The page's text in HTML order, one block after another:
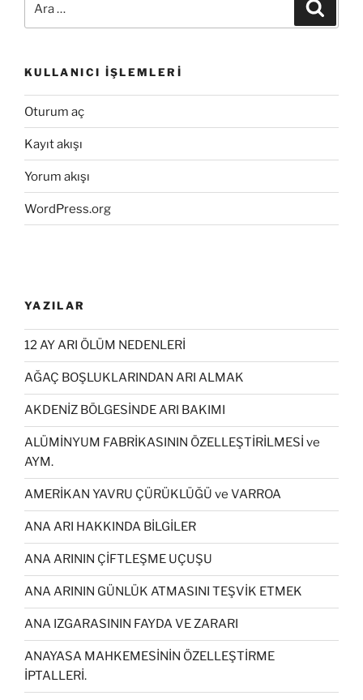
KULLANICI İŞLEMLERI
Oturum aç
Kayıt akışı
Yorum akışı
WordPress.org
YAZILAR
12 AY ARI ÖLÜM NEDENLERİ
AĞAÇ BOŞLUKLARINDAN ARI ALMAK
AKDENİZ BÖLGESİNDE ARI BAKIMI
ALÜMİNYUM FABRİKASININ ÖZELLEŞTİRİLMESİ ve
AYM.
AMERİKAN YAVRU ÇÜRÜKLÜĞÜ ve VARROA
ANA ARI HAKKINDA BİLGİLER
ANA ARININ ÇİFTLEŞME UÇUŞU
ANA ARININ GÜNLÜK ATMASINI TEŞVİK ETMEK
ANA IZGARASININ FAYDA VE ZARARI
ANAYASA MAHKEMESİNİN ÖZELLEŞTİRME
İPTALLERİ.